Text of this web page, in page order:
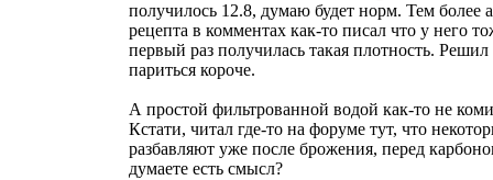
получилось 12.8, думаю будет норм. Тем более
рецепта в комментах как-то писал что у него
первый раз получилась такая плотность. Решил
париться короче.
А простой фильтрованной водой как-то не
Кстати, читал где-то на форуме тут, что
разбавляют уже после брожения, перед
думаете есть смысл?